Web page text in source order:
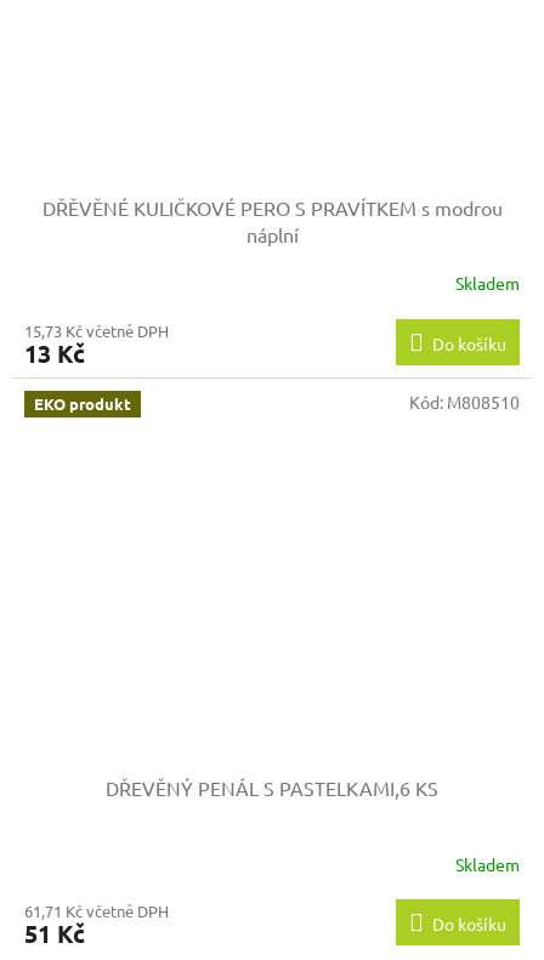
DŘĚVĚNÉ KULIČKOVÉ PERO S PRAVÍTKEM s modrou
náplní
Skladem
15,73 Kč včetně DPH
13 Kč Do košíku
EKO produkt
DŘEVĚNÝ PENÁL S PASTELKAMI,6 KS
Skladem
61,71 Kč včetně DPH
51 Kč Do košíku
Kód: M808510